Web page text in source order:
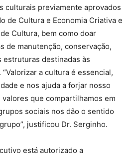
culturais previamente aprovados
de Cultura e Economia Criativa e
Cultura, bem como doar
de manutenção, conservação,
estruturas destinadas às
a cultura é essencial,
e nos ajuda a forjar nosso
que compartilhamos em
sociais nos dão o sentido
justificou Dr. Serginho.
está autorizado a